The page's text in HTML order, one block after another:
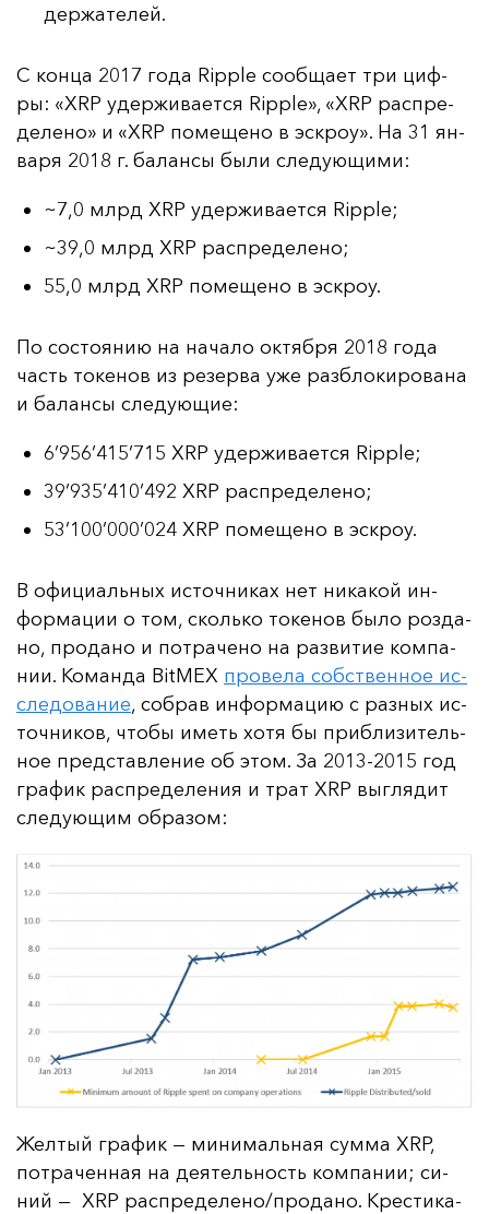
держателей.
С кон­ца 2017 го­да Ripple со­об­ща­ет три циф­
ры: «XRP удер­жи­ва­ет­ся Ripple», «XRP рас­пре­
де­ле­но» и «XRP по­ме­ще­но в эс­кроу». На 31 ян­
ва­ря 2018 г. ба­лан­сы бы­ли сле­ду­ющи­ми:
~7,0 млрд XRP удерживается Ripple;
~39,0 млрд XRP распределено;
55,0 млрд XRP помещено в эскроу.
По сос­то­янию на на­ча­ло ок­тяб­ря 2018 го­да
часть то­ке­нов из ре­зер­ва уже раз­бло­ки­ро­ва­на
и ба­лан­сы сле­ду­ющие:
6’956’415’715 XRP удерживается Ripple;
39’935’410’492 XRP распределено;
53’100’000’024 XRP помещено в эскроу.
В офи­ци­аль­ных ис­точ­ни­ках нет ни­ка­кой ин­
фор­ма­ции о том, сколь­ко то­ке­нов бы­ло роз­да­
но, про­да­но и пот­ра­че­но на раз­ви­тие ком­па­
нии. Ко­ман­да BitMEX про­ве­ла собс­твен­ное ис­
сле­до­ва­ние, соб­рав ин­фор­ма­цию с раз­ных ис­
точ­ни­ков, что­бы иметь хо­тя бы приб­ли­зи­тель­
ное пред­став­ле­ние об этом. За 2013-2015 год
гра­фик рас­пре­де­ле­ния и трат XRP выг­ля­дит
сле­ду­ющим об­ра­зом:
Жел­тый гра­фик — ми­ни­маль­ная сум­ма XRP,
пот­ра­чен­ная на де­ятель­ность ком­па­нии; си­
ний — XRP рас­пре­де­ле­но/про­да­но. Крес­ти­ка­